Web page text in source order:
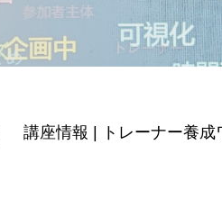
講座情報 | トレーナー養成